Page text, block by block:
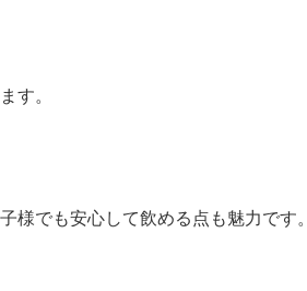
す。
様でも安心して飲める点も魅力です。